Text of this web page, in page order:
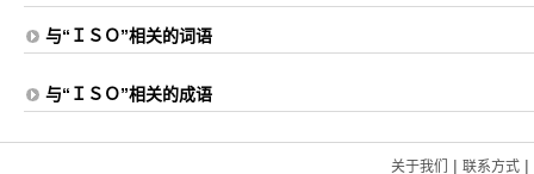
与“ＩＳＯ”相关的词语
与“ＩＳＯ”相关的成语
关于我们 | 联系方式|